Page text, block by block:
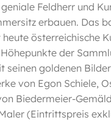
Feldherr und
erbauen. Das
österreichische
der
goldenen
von Egon Schiele,
Biedermeier-
(Eintrittspreis